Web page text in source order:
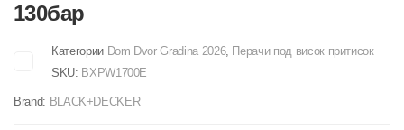
130бар
Категории Dom Dvor Gradina 2026, Перачи под висок притисок
SKU: BXPW1700E
Brand: BLACK+DECKER